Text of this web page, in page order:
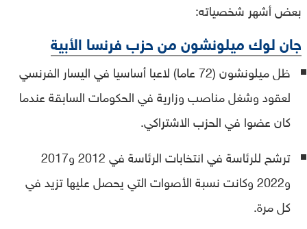
بعض أشهر شخصياته:
جان لوك ميلونشون من حزب فرنسا الأبية
ظل ميلونشون (72 عاما) لاعبا أساسيا في اليسار الفرنسي
لعقود وشغل مناصب وزارية في الحكومات السابقة عندما
كان عضوا في الحزب الاشتراكي.
ترشح للرئاسة في انتخابات الرئاسة في 2012 و2017
و2022 وكانت نسبة الأصوات التي يحصل عليها تزيد في
كل مرة.